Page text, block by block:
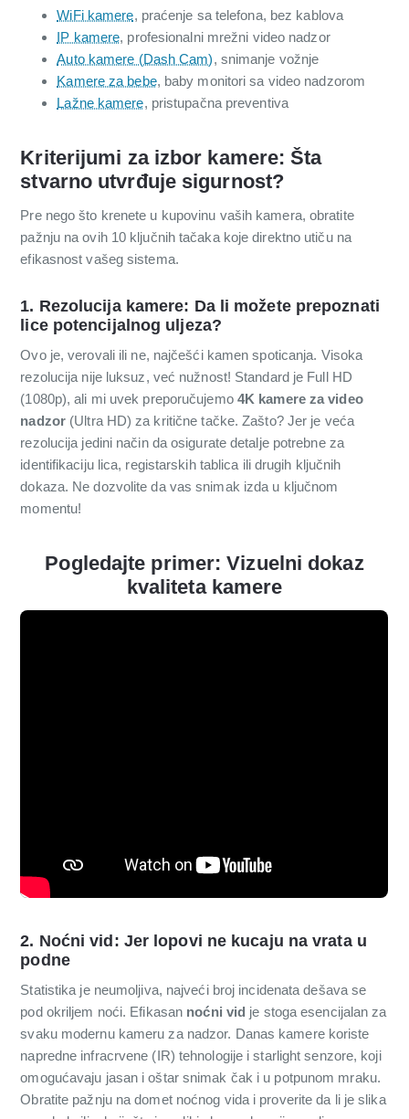
WiFi kamere, praćenje sa telefona, bez kablova
IP kamere, profesionalni mrežni video nadzor
Auto kamere (Dash Cam), snimanje vožnje
Kamere za bebe, baby monitori sa video nadzorom
Lažne kamere, pristupačna preventiva
Kriterijumi za izbor kamere: Šta
stvarno utvrđuje sigurnost?
Pre nego što krenete u kupovinu vaših kamera, obratite
pažnju na ovih 10 ključnih tačaka koje direktno utiču na
efikasnost vašeg sistema.
1. Rezolucija kamere: Da li možete prepoznati
lice potencijalnog uljeza?
Ovo je, verovali ili ne, najčešći kamen spoticanja. Visoka
rezolucija nije luksuz, već nužnost! Standard je Full HD
(1080p), ali mi uvek preporučujemo 4K kamere za video
nadzor (Ultra HD) za kritične tačke. Zašto? Jer je veća
rezolucija jedini način da osigurate detalje potrebne za
identifikaciju lica, registarskih tablica ili drugih ključnih
dokaza. Ne dozvolite da vas snimak izda u ključnom
momentu!
Pogledajte primer: Vizuelni dokaz
kvaliteta kamere
2. Noćni vid: Jer lopovi ne kucaju na vrata u
podne
Statistika je neumoljiva, najveći broj incidenata dešava se
pod okriljem noći. Efikasan noćni vid je stoga esencijalan za
svaku modernu kameru za nadzor. Danas kamere koriste
napredne infracrvene (IR) tehnologije i starlight senzore, koji
omogućavaju jasan i oštar snimak čak i u potpunom mraku.
Obratite pažnju na domet noćnog vida i proverite da li je slika